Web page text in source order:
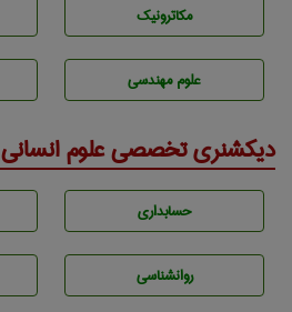
مکاترونیک
علوم مهندسی
دیکشنری تخصصی علوم انسانی
حسابداری
روانشناسی